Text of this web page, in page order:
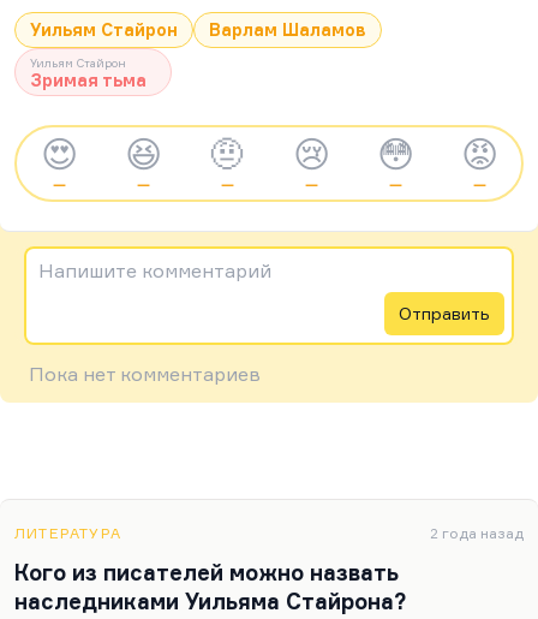
Уильям Стайрон Варлам Шаламов
Уильям Стайрон
Зримая тьма
😍
—
😆
—
🤨
—
😢
—
😳
—
😡
—
Напишите комментарий
Отправить
Пока нет комментариев
ЛИТЕРАТУРА 2 года назад
Кого из писателей можно назвать
наследниками Уильяма Стайрона?